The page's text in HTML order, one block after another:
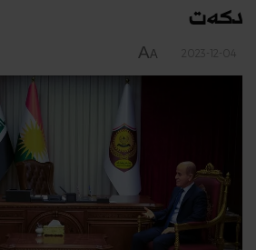
دكه‌ت‌
2023-12-04
A
A